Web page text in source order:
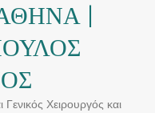
|
Χειρουργός και